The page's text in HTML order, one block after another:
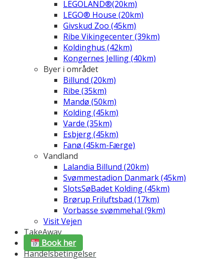
LEGOLAND®(20km)
LEGO® House (20km)
Givskud Zoo (45km)
Ribe Vikingecenter (39km)
Koldinghus (42km)
Kongernes Jelling (40km)
Byer i området
Billund (20km)
Ribe (35km)
Mandø (50km)
Kolding (45km)
Varde (35km)
Esbjerg (45km)
Fanø (45km-Færge)
Vandland
Lalandia Billund (20km)
Svømmestadion Danmark (45km)
SlotsSøBadet Kolding (45km)
Brørup Friluftsbad (17km)
Vorbasse svømmehal (9km)
Visit Vejen
TakeAway
Book her
Handelsbetingelser